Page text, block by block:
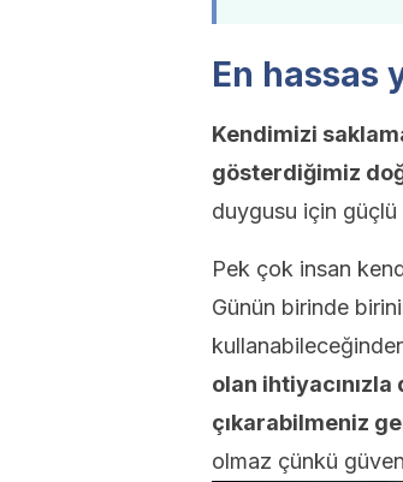
En hassas
Kendimizi
gösterdiğimiz
duygusu için güçlü
Pek çok insan
Günün birinde
olan
çıkarabilmeniz
olmaz çünkü